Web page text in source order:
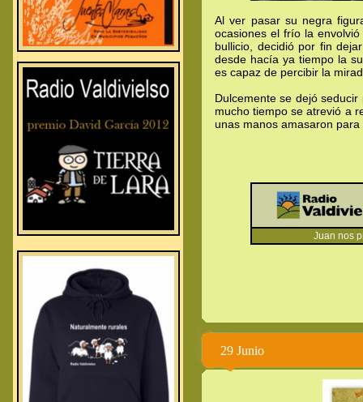
.
.
.
Al ver pasar su negra
ocasiones el frío la
bullicio, decidió por fin
desde hacía ya tiempo la
es capaz de percibir la
Dulcemente se dejó
mucho tiempo se atrevió a
unas manos amasaron
Juan nos
29 Junio